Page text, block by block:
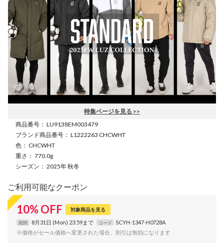
特集ページを見る >>
商品番号 ： LU9138EM003479
ブランド商品番号 ： L1222263 CHCWHT
色 ： CHCWHT
重さ ： 770.0g
シーズン ： 2025年 秋冬
ご利用可能なクーポン
10% OFF 対象商品を見る
期間 8月31日 (Mon) 23:59まで コード
SCYH-1347-H0728A
※価格がセール価格へ変更された場合、割引は無効になります